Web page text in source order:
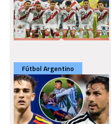
Fútbol Argentino